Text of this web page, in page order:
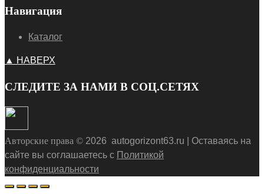
Навигация
Каталог
▲ НАВЕРХ
СЛЕДИТЕ ЗА НАМИ В СОЦ.СЕТЯХ
Авторские права © 2026 autogorizont63.ru | Оставаясь на
сайте вы соглашаетесь с Политикой
конфиденциальности